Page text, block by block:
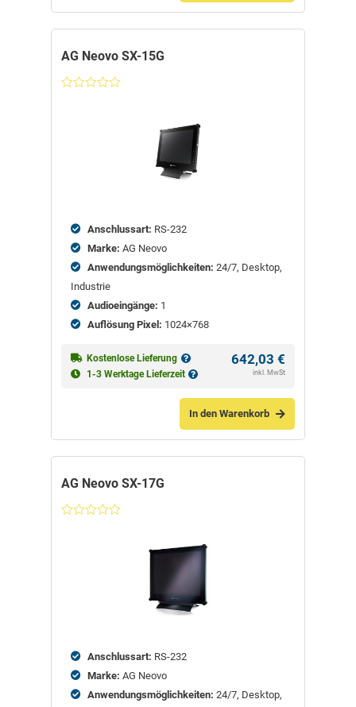
AG Neovo SX-15G
Anschlussart: RS-232
Marke: AG Neovo
Anwendungsmöglichkeiten: 24/7, Desktop,
Industrie
Audioeingänge: 1
Auflösung Pixel: 1024×768
Kostenlose Lieferung
1-3 Werktage Lieferzeit
642,03 €
inkl. MwSt
In den Warenkorb
AG Neovo SX-17G
Anschlussart: RS-232
Marke: AG Neovo
Anwendungsmöglichkeiten: 24/7, Desktop,